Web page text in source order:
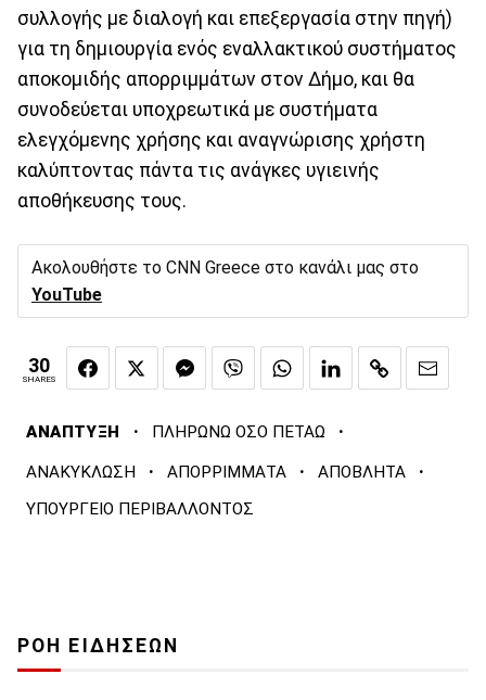
συλλογής με διαλογή και επεξεργασία στην πηγή)
για τη δημιουργία ενός εναλλακτικού συστήματος
αποκομιδής απορριμμάτων στον Δήμο, και θα
συνοδεύεται υποχρεωτικά με συστήματα
ελεγχόμενης χρήσης και αναγνώρισης χρήστη
καλύπτοντας πάντα τις ανάγκες υγιεινής
αποθήκευσης τους.
Ακολουθήστε το CNN Greece στο κανάλι μας στο
YouTube
30
SHARES
ΑΝΑΠΤΥΞΗ · ΠΛΗΡΩΝΩ ΟΣΟ ΠΕΤΑΩ ·
ΑΝΑΚΥΚΛΩΣΗ · ΑΠΟΡΡΙΜΜΑΤΑ · ΑΠΟΒΛΗΤΑ ·
ΥΠΟΥΡΓΕΙΟ ΠΕΡΙΒΑΛΛΟΝΤΟΣ
ΡΟΗ ΕΙΔΗΣΕΩΝ